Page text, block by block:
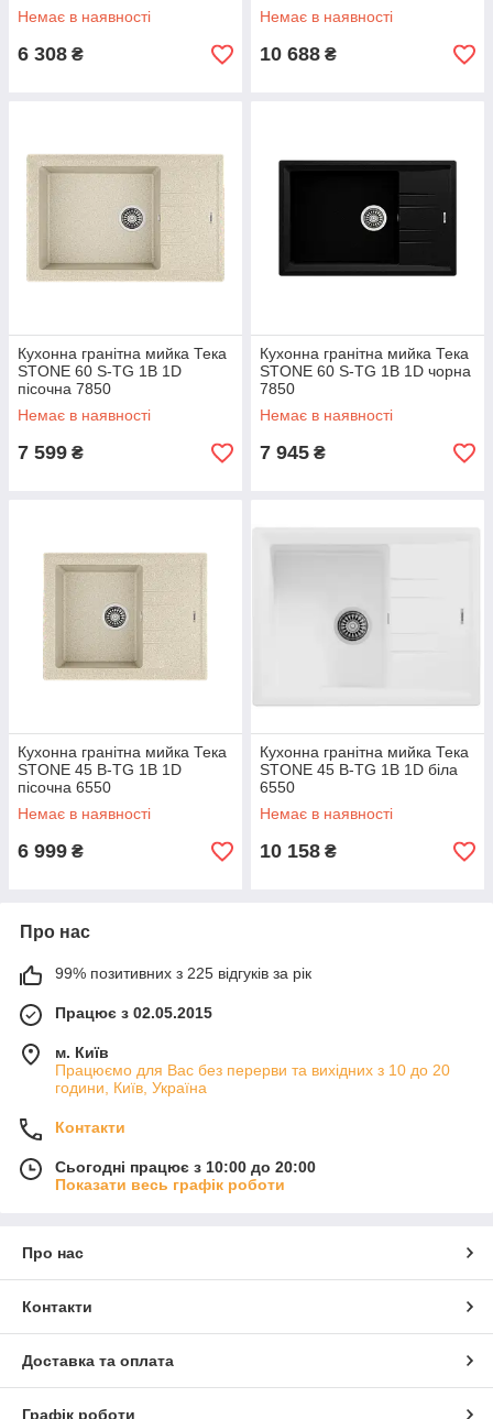
Немає в наявності
6 308 ₴
Немає в наявності
10 688 ₴
Кухонна гранітна мийка Тека
STONE 60 S-TG 1B 1D
пісочна 7850
Немає в наявності
7 599 ₴
Кухонна гранітна мийка Тека
STONE 60 S-TG 1B 1D чорна
7850
Немає в наявності
7 945 ₴
Кухонна гранітна мийка Тека
STONE 45 B-TG 1B 1D
пісочна 6550
Немає в наявності
6 999 ₴
Кухонна гранітна мийка Тека
STONE 45 B-TG 1B 1D біла
6550
Немає в наявності
10 158 ₴
Про нас
99% позитивних з 225 відгуків за рік
Працює з 02.05.2015
м. Київ
Працюємо для Вас без перерви та вихідних з 10 до 20
години, Київ, Україна
Контакти
Сьогодні працює з 10:00 до 20:00
Показати весь графік роботи
Про нас
Контакти
Доставка та оплата
Графік роботи